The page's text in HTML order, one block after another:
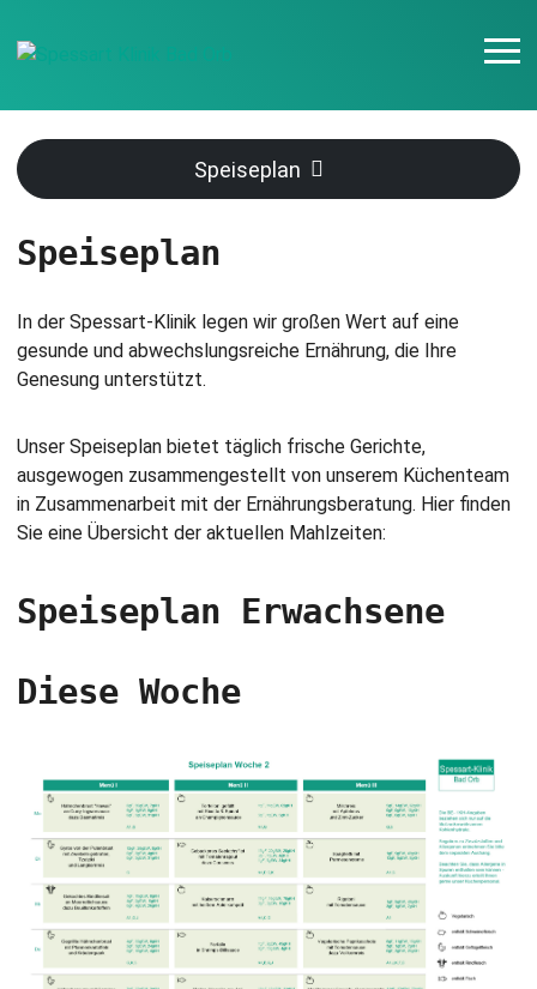
Speiseplan
Speiseplan
In der Spessart-Klinik legen wir großen Wert auf eine
gesunde und abwechslungsreiche Ernährung, die Ihre
Genesung unterstützt.
Unser Speiseplan bietet täglich frische Gerichte,
ausgewogen zusammengestellt von unserem Küchenteam
in Zusammenarbeit mit der Ernährungsberatung. Hier finden
Sie eine Übersicht der aktuellen Mahlzeiten:
Speiseplan Erwachsene
Diese Woche